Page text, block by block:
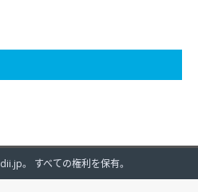
。 すべての権利を保有。